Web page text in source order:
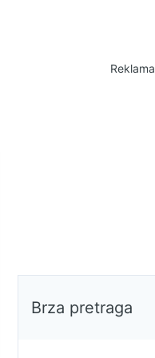
Reklama
Brza pretraga